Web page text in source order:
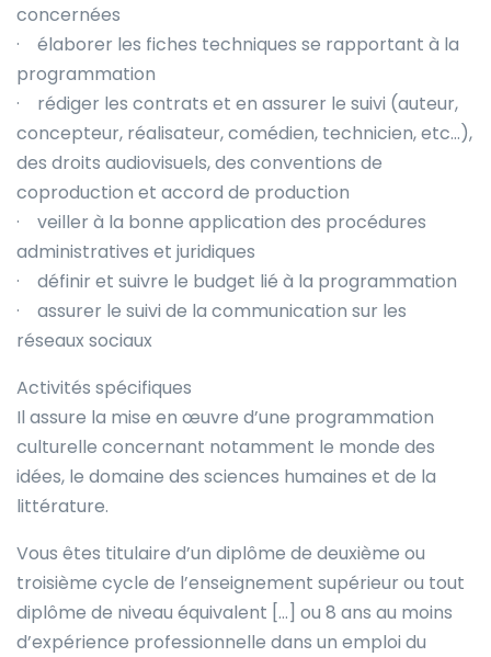
concernées
· élaborer les fiches techniques se rapportant à la
programmation
· rédiger les contrats et en assurer le suivi (auteur,
concepteur, réalisateur, comédien, technicien, etc…),
des droits audiovisuels, des conventions de
coproduction et accord de production
· veiller à la bonne application des procédures
administratives et juridiques
· définir et suivre le budget lié à la programmation
· assurer le suivi de la communication sur les
réseaux sociaux
Activités spécifiques
Il assure la mise en œuvre d’une programmation
culturelle concernant notamment le monde des
idées, le domaine des sciences humaines et de la
littérature.
Vous êtes titulaire d’un diplôme de deuxième ou
troisième cycle de l’enseignement supérieur ou tout
diplôme de niveau équivalent […] ou 8 ans au moins
d’expérience professionnelle dans un emploi du